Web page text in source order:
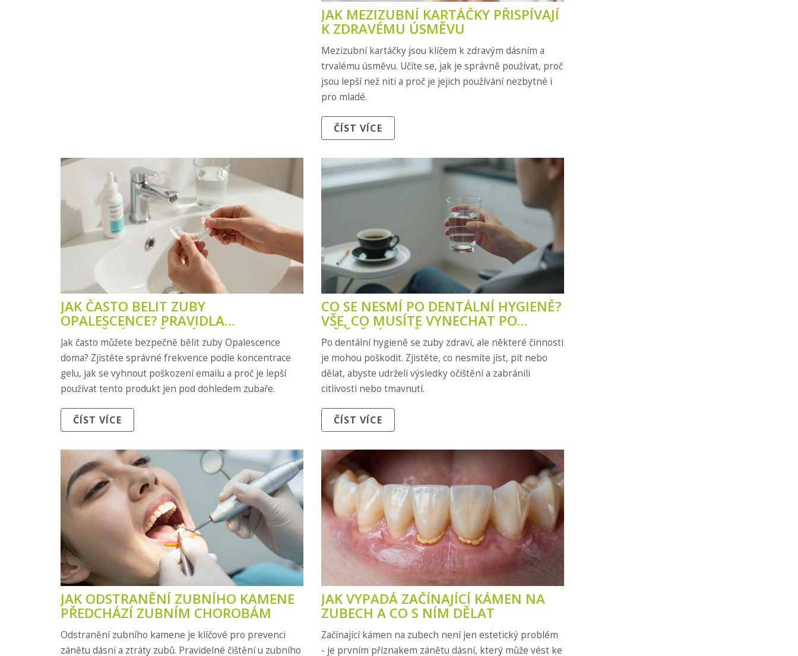
JAK MEZIZUBNÍ KARTÁČKY PŘISPÍVAJÍ
K ZDRAVÉMU ÚSMĚVU
Mezizubní kartáčky jsou klíčem k zdravým dásním a
trvalému úsměvu. Učíte se, jak je správně používat, proč
jsou lepší než niti a proč je jejich používání nezbytné i
pro mladé.
ČÍST VÍCE
JAK ČASTO BELIT ZUBY
OPALESCENCE? PRAVIDLA
BEZPEČNÉHO BĚLENÍ DOMA
Jak často můžete bezpečně bělit zuby Opalescence
doma? Zjistěte správné frekvence podle koncentrace
gelu, jak se vyhnout poškození emailu a proč je lepší
používat tento produkt jen pod dohledem zubaře.
ČÍST VÍCE
CO SE NESMÍ PO DENTÁLNÍ HYGIENĚ?
VŠE, CO MUSÍTE VYNECHAT PO
OČIŠTĚNÍ ZUBŮ
Po dentální hygieně se zuby zdraví, ale některé činnosti
je mohou poškodit. Zjistěte, co nesmíte jíst, pít nebo
dělat, abyste udrželi výsledky očištění a zabránili
citlivosti nebo tmavnutí.
ČÍST VÍCE
JAK ODSTRANĚNÍ ZUBNÍHO KAMENE
PŘEDCHÁZÍ ZUBNÍM CHOROBÁM
Odstranění zubního kamene je klíčové pro prevenci
zánětu dásní a ztráty zubů. Pravidelné čištění u zubního
JAK VYPADÁ ZAČÍNAJÍCÍ KÁMEN NA
ZUBECH A CO S NÍM DĚLAT
Začínající kámen na zubech není jen estetický problém
- je prvním příznakem zánětu dásní, který může vést ke